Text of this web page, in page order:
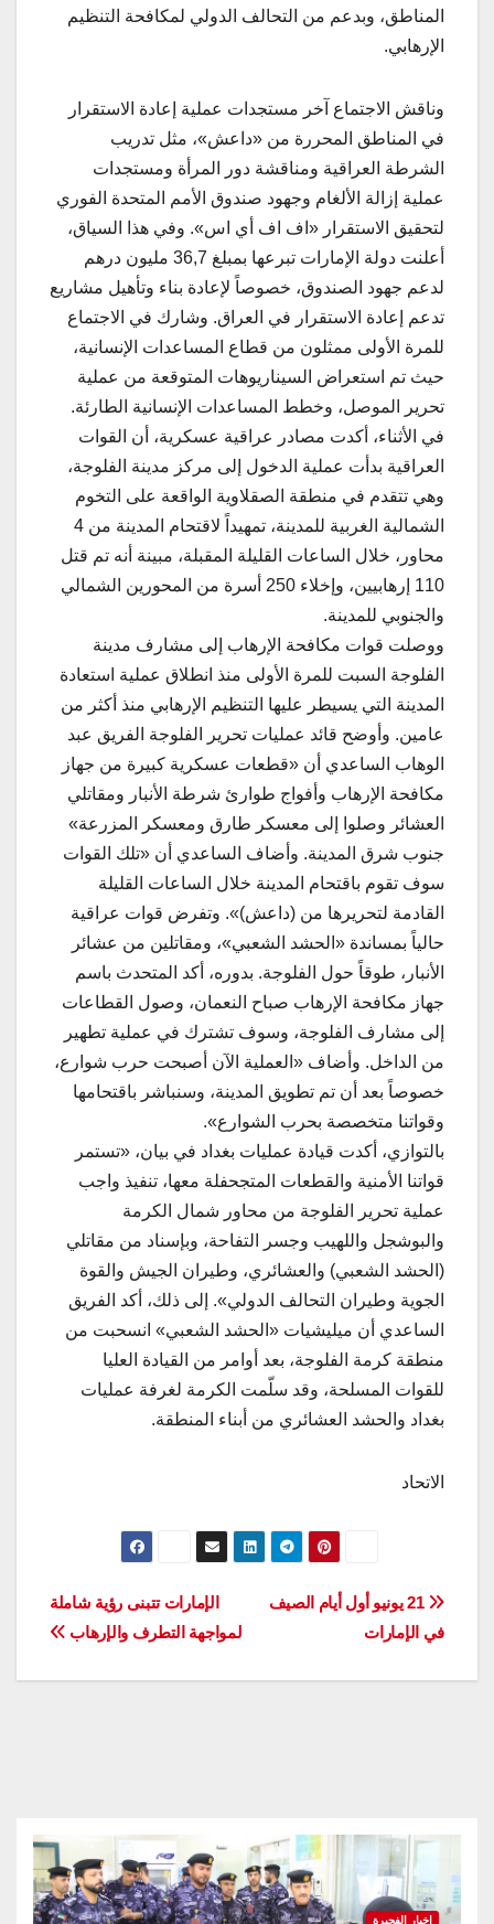
المناطق، وبدعم من التحالف الدولي لمكافحة التنظيم
الإرهابي.
وناقش الاجتماع آخر مستجدات عملية إعادة الاستقرار
في المناطق المحررة من «داعش»، مثل تدريب
الشرطة العراقية ومناقشة دور المرأة ومستجدات
عملية إزالة الألغام وجهود صندوق الأمم المتحدة الفوري
لتحقيق الاستقرار «اف اف أي اس». وفي هذا السياق،
أعلنت دولة الإمارات تبرعها بمبلغ 36,7 مليون درهم
لدعم جهود الصندوق، خصوصاً لإعادة بناء وتأهيل مشاريع
تدعم إعادة الاستقرار في العراق. وشارك في الاجتماع
للمرة الأولى ممثلون من قطاع المساعدات الإنسانية،
حيث تم استعراض السيناريوهات المتوقعة من عملية
تحرير الموصل، وخطط المساعدات الإنسانية الطارئة.
في الأثناء، أكدت مصادر عراقية عسكرية، أن القوات
العراقية بدأت عملية الدخول إلى مركز مدينة الفلوجة،
وهي تتقدم في منطقة الصقلاوية الواقعة على التخوم
الشمالية الغربية للمدينة، تمهيداً لاقتحام المدينة من 4
محاور، خلال الساعات القليلة المقبلة، مبينة أنه تم قتل
110 إرهابيين، وإخلاء ‬250 ‬أسرة ‬من ‬المحورين ‬الشمالي
‬والجنوبي ‬للمدينة.
ووصلت قوات مكافحة الإرهاب إلى مشارف مدينة
الفلوجة السبت للمرة الأولى منذ انطلاق عملية استعادة
المدينة التي يسيطر عليها التنظيم الإرهابي منذ أكثر من
عامين. وأوضح قائد عمليات تحرير الفلوجة الفريق عبد
الوهاب الساعدي أن «قطعات عسكرية كبيرة من جهاز
مكافحة الإرهاب وأفواج طوارئ شرطة الأنبار ومقاتلي
العشائر وصلوا إلى معسكر طارق ومعسكر المزرعة»
جنوب شرق المدينة. وأضاف الساعدي أن «تلك القوات
سوف تقوم باقتحام المدينة خلال الساعات القليلة
القادمة لتحريرها من (داعش)». وتفرض قوات عراقية
حالياً بمساندة «الحشد الشعبي»، ومقاتلين من عشائر
الأنبار، طوقاً حول الفلوجة. بدوره، أكد المتحدث باسم
جهاز مكافحة الإرهاب صباح النعمان، وصول القطاعات
إلى مشارف الفلوجة، وسوف تشترك في عملية تطهير
من الداخل. وأضاف «العملية الآن أصبحت حرب شوارع،
خصوصاً بعد أن تم تطويق المدينة، وسنباشر باقتحامها
وقواتنا متخصصة بحرب الشوارع».
بالتوازي، أكدت قيادة عمليات بغداد في بيان، «تستمر
قواتنا الأمنية ‬والقطعات ‬المتجحفلة ‬معها، ‬تنفيذ ‬واجب
‬عملية تحرير ‬الفلوجة ‬من ‬محاور ‬شمال‭ ‬الكرمة
‬و‬البوشجل ‬واللهيب ‬وجسر ‬التفاحة، ‬وبإسناد ‬من ‬مقاتلي
(‬الحشد‭ ‬الشعبي) ‬والعشائري، ‬وطيران ‬الجيش ‬والقوة
‬الجوية ‬وطيران ‬التحالف ‬الدولي»‬. إلى ذلك، أكد الفريق
الساعدي أن ميليشيات «الحشد الشعبي» انسحبت من
منطقة كرمة الفلوجة، بعد أوامر من القيادة العليا
للقوات المسلحة، وقد سلّمت الكرمة لغرفة عمليات
بغداد والحشد العشائري من أبناء المنطقة.
الاتحاد
تصفّح
المقالات
الإمارات تتبنى رؤية شاملة
لمواجهة التطرف والإرهاب
21 يونيو أول أيام الصيف
في الإمارات
اخبار الفجيرة